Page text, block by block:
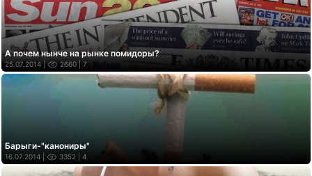
А почем нынче на рынке помидоры?
25.07.2014 | 2660 | 7
Барыги-"канониры"
16.07.2014 | 3352 | 4